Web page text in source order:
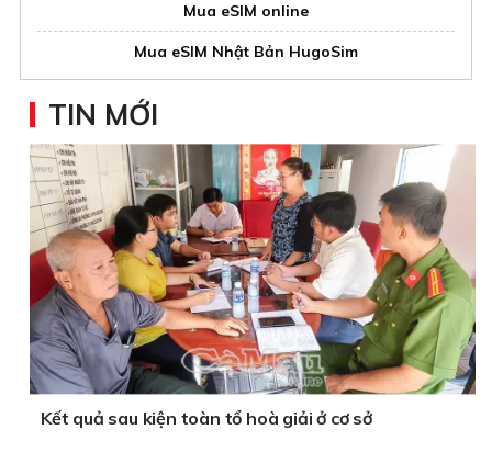
Mua eSIM online
Mua eSIM Nhật Bản HugoSim
TIN MỚI
Kết quả sau kiện toàn tổ hoà giải ở cơ sở